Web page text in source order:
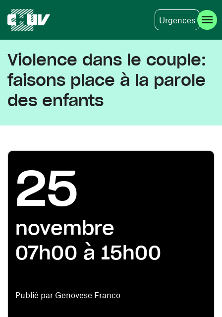
Urgences
Violence dans le couple:
faisons place à la parole
des enfants
Publié par Genovese Franco
25
novembre
07h00 à 15h00